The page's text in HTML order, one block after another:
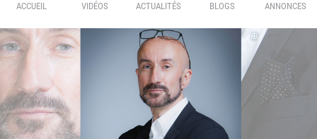
ACCUEIL VIDÉOS ACTUALITÉS BLOGS ANNONCES